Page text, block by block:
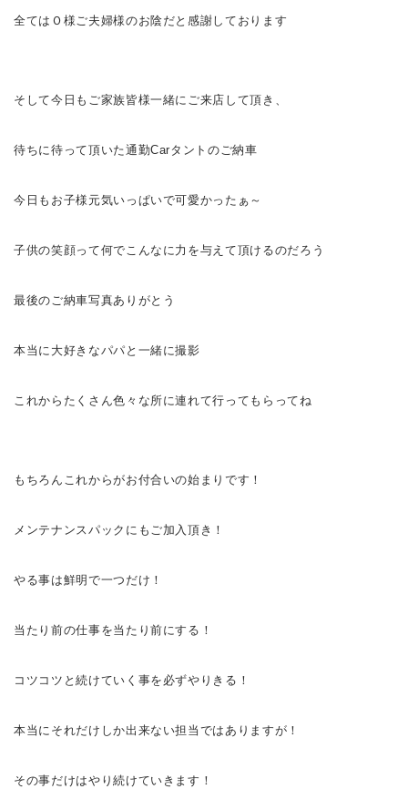
全てはＯ様ご夫婦様のお陰だと感謝しております
そして今日もご家族皆様一緒にご来店して頂き、
待ちに待って頂いた通勤Carタントのご納車
今日もお子様元気いっぱいで可愛かったぁ～
子供の笑顔って何でこんなに力を与えて頂けるのだろう
最後のご納車写真ありがとう
本当に大好きなパパと一緒に撮影
これからたくさん色々な所に連れて行ってもらってね
もちろんこれからがお付合いの始まりです！
メンテナンスパックにもご加入頂き！
やる事は鮮明で一つだけ！
当たり前の仕事を当たり前にする！
コツコツと続けていく事を必ずやりきる！
本当にそれだけしか出来ない担当ではありますが！
その事だけはやり続けていきます！